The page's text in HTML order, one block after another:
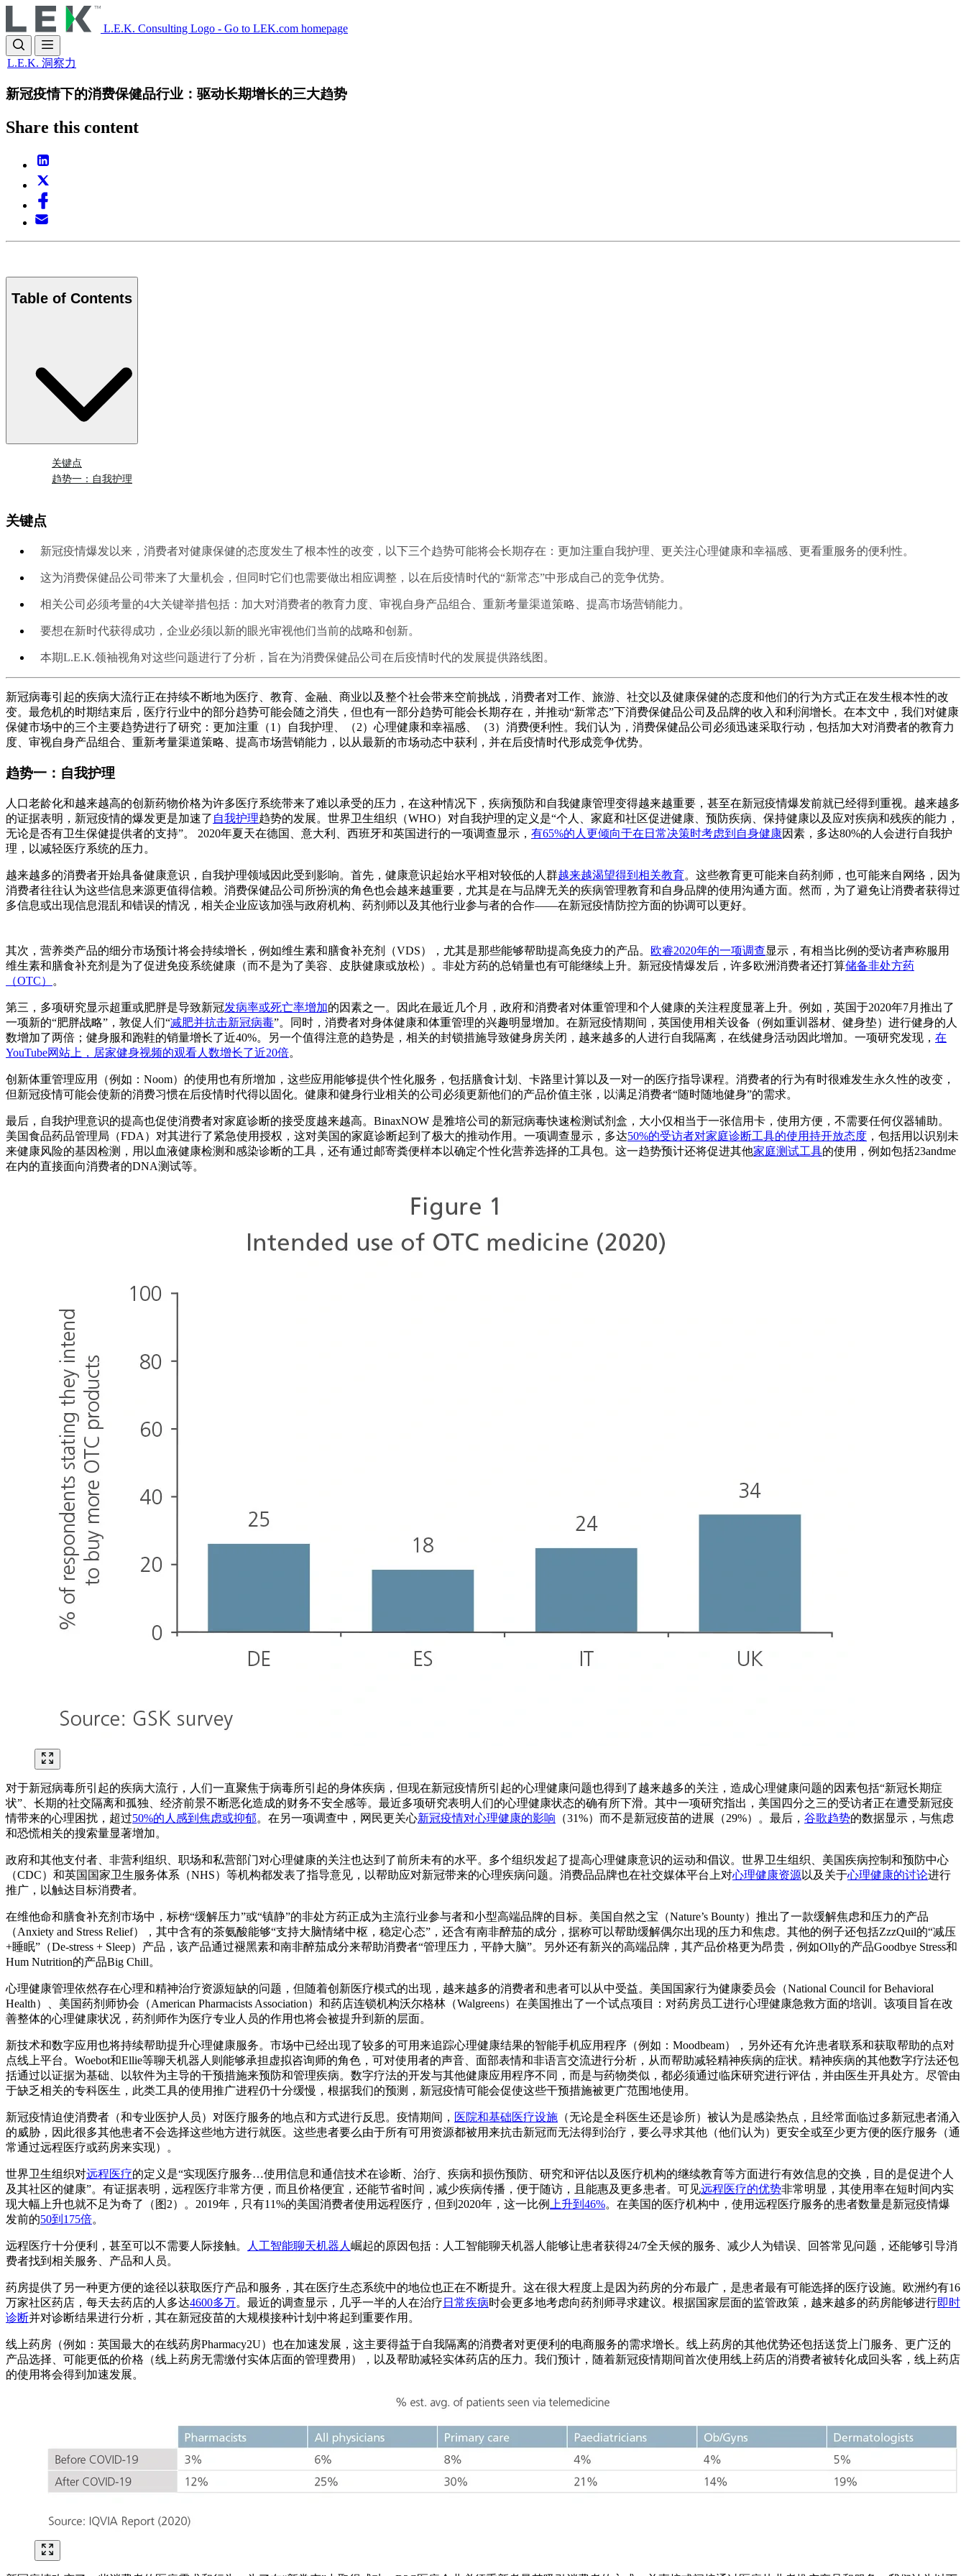
to
main
content
L.E.K. Consulting Logo - Go to LEK.com homepage
L.E.K. 洞察力
新冠疫情下的消费保健品行业：驱动长期增长的三大趋势
Share this content
Table of Contents
关键点
趋势一：自我护理
关键点
新冠疫情爆发以来，消费者对健康保健的态度发生了根本性的改变，以下三个趋势可能将会长期存在：更加注重自我护理、更关注心理健康和幸福感、更看重服务的便利性。
这为消费保健品公司带来了大量机会，但同时它们也需要做出相应调整，以在后疫情时代的“新常态”中形成自己的竞争优势。
相关公司必须考量的4大关键举措包括：加大对消费者的教育力度、审视自身产品组合、重新考量渠道策略、提高市场营销能力。
要想在新时代获得成功，企业必须以新的眼光审视他们当前的战略和创新。
本期L.E.K.领袖视角对这些问题进行了分析，旨在为消费保健品公司在后疫情时代的发展提供路线图。
新冠病毒引起的疾病大流行正在持续不断地为医疗、教育、金融、商业以及整个社会带来空前挑战，消费者对工作、旅游、社交以及健康保健的态度和他们的行为方式正在发生根本性的改
变。最危机的时期结束后，医疗行业中的部分趋势可能会随之消失，但也有一部分趋势可能会长期存在，并推动“新常态”下消费保健品公司及品牌的收入和利润增长。在本文中，我们对健康
保健市场中的三个主要趋势进行了研究：更加注重（1）自我护理、（2）心理健康和幸福感、（3）消费便利性。我们认为，消费保健品公司必须迅速采取行动，包括加大对消费者的教育力
度、审视自身产品组合、重新考量渠道策略、提高市场营销能力，以从最新的市场动态中获利，并在后疫情时代形成竞争优势。
趋势一：自我护理
人口老龄化和越来越高的创新药物价格为许多医疗系统带来了难以承受的压力，在这种情况下，疾病预防和自我健康管理变得越来越重要，甚至在新冠疫情爆发前就已经得到重视。越来越多
的证据表明，新冠疫情的爆发更是加速了 自我护理趋势的发展。世界卫生组织（WHO）对自我护理的定义是“个人、家庭和社区促进健康、预防疾病、保持健康以及应对疾病和残疾的能力，
无论是否有卫生保健提供者的支持”。 2020年夏天在德国、意大利、西班牙和英国进行的一项调查显示， 有65%的人更倾向于在日常决策时考虑到自身健康因素，多达80%的人会进行自我护
理，以减轻医疗系统的压力。
越来越多的消费者开始具备健康意识，自我护理领域因此受到影响。首先，健康意识起始水平相对较低的人群越来越渴望得到相关教育。这些教育更可能来自药剂师，也可能来自网络，因为
消费者往往认为这些信息来源更值得信赖。消费保健品公司所扮演的角色也会越来越重要，尤其是在与品牌无关的疾病管理教育和自身品牌的使用沟通方面。然而，为了避免让消费者获得过
多信息或出现信息混乱和错误的情况，相关企业应该加强与政府机构、药剂师以及其他行业参与者的合作——在新冠疫情防控方面的协调可以更好。
其次，营养类产品的细分市场预计将会持续增长，例如维生素和膳食补充剂（VDS），尤其是那些能够帮助提高免疫力的产品。 欧睿2020年的一项调查显示，有相当比例的受访者声称服用
维生素和膳食补充剂是为了促进免疫系统健康（而不是为了美容、皮肤健康或放松）。非处方药的总销量也有可能继续上升。新冠疫情爆发后，许多欧洲消费者还打算储备非处方药
（OTC）
。
第三，多项研究显示超重或肥胖是导致新冠发病率或死亡率增加的因素之一。因此在最近几个月，政府和消费者对体重管理和个人健康的关注程度显著上升。例如，英国于2020年7月推出了
一项新的“肥胖战略”，敦促人们“减肥并抗击新冠病毒”。同时，消费者对身体健康和体重管理的兴趣明显增加。在新冠疫情期间，英国使用相关设备（例如重训器材、健身垫）进行健身的人
数增加了两倍；健身服和跑鞋的销量增长了近40%。另一个值得注意的趋势是，相关的封锁措施导致健身房关闭，越来越多的人进行自我隔离，在线健身活动因此增加。一项研究发现， 在
YouTube网站上，居家健身视频的观看人数增长了近20倍。
创新体重管理应用（例如：Noom）的使用也有所增加，这些应用能够提供个性化服务，包括膳食计划、卡路里计算以及一对一的医疗指导课程。消费者的行为有时很难发生永久性的改变，
但新冠疫情可能会使新的消费习惯在后疫情时代得以固化。健康和健身行业相关的公司必须更新他们的产品价值主张，以满足消费者“随时随地健身”的需求。
最后，自我护理意识的提高也促使消费者对家庭诊断的接受度越来越高。BinaxNOW 是雅培公司的新冠病毒快速检测试剂盒，大小仅相当于一张信用卡，使用方便，不需要任何仪器辅助。
美国食品药品管理局（FDA）对其进行了紧急使用授权，这对美国的家庭诊断起到了极大的推动作用。一项调查显示，多达50%的受访者对家庭诊断工具的使用持开放态度 ，包括用以识别未
来健康风险的基因检测，用以血液健康检测和感染诊断的工具，还有通过邮寄粪便样本以确定个性化营养选择的工具包。这一趋势预计还将促进其他家庭测试工具的使用，例如包括23andme
在内的直接面向消费者的DNA测试等。
对于新冠病毒所引起的疾病大流行，人们一直聚焦于病毒所引起的身体疾病，但现在新冠疫情所引起的心理健康问题也得到了越来越多的关注，造成心理健康问题的因素包括“新冠长期症
状”、长期的社交隔离和孤独、经济前景不断恶化造成的财务不安全感等。最近多项研究表明人们的心理健康状态的确有所下滑。其中一项研究指出，美国四分之三的受访者正在遭受新冠疫
情带来的心理困扰，超过50%的人感到焦虑或抑郁。在另一项调查中，网民更关心新冠疫情对心理健康的影响 （31%）而不是新冠疫苗的进展（29%）。最后， 谷歌趋势的数据显示，与焦虑
和恐慌相关的搜索量显著增加。
政府和其他支付者、非营利组织、职场和私营部门对心理健康的关注也达到了前所未有的水平。多个组织发起了提高心理健康意识的运动和倡议。世界卫生组织、美国疾病控制和预防中心
（CDC）和英国国家卫生服务体系（NHS）等机构都发表了指导意见，以帮助应对新冠带来的心理疾病问题。消费品品牌也在社交媒体平台上对心理健康资源以及关于心理健康的讨论进行
推广，以触达目标消费者。
在维他命和膳食补充剂市场中，标榜“缓解压力”或“镇静”的非处方药正成为主流行业参与者和小型高端品牌的目标。美国自然之宝（Nature’s Bounty）推出了一款缓解焦虑和压力的产品
（Anxiety and Stress Relief），其中含有的茶氨酸能够“支持大脑情绪中枢，稳定心态”，还含有南非醉茄的成分，据称可以帮助缓解偶尔出现的压力和焦虑。其他的例子还包括ZzzQuil的“减压
+睡眠”（De-stress + Sleep）产品，该产品通过褪黑素和南非醉茄成分来帮助消费者“管理压力，平静大脑”。另外还有新兴的高端品牌，其产品价格更为昂贵，例如Olly的产品Goodbye Stress和
Hum Nutrition的产品Big Chill。
心理健康管理依然存在心理和精神治疗资源短缺的问题，但随着创新医疗模式的出现，越来越多的消费者和患者可以从中受益。美国国家行为健康委员会（National Council for Behavioral
Health）、美国药剂师协会（American Pharmacists Association）和药店连锁机构沃尔格林（Walgreens）在美国推出了一个试点项目：对药房员工进行心理健康急救方面的培训。该项目旨在改
善整体的心理健康状况，药剂师作为医疗专业人员的作用也将会被提升到新的层面。
新技术和数字应用也将持续帮助提升心理健康服务。市场中已经出现了较多的可用来追踪心理健康结果的智能手机应用程序（例如：Moodbeam），另外还有允许患者联系和获取帮助的点对
点线上平台。Woebot和Ellie等聊天机器人则能够承担虚拟咨询师的角色，可对使用者的声音、面部表情和非语言交流进行分析，从而帮助减轻精神疾病的症状。精神疾病的其他数字疗法还包
括通过以证据为基础、以软件为主导的干预措施来预防和管理疾病。数字疗法的开发与其他健康应用程序不同，而是与药物类似，都必须通过临床研究进行评估，并由医生开具处方。尽管由
于缺乏相关的专科医生，此类工具的使用推广进程仍十分缓慢，根据我们的预测，新冠疫情可能会促使这些干预措施被更广范围地使用。
新冠疫情迫使消费者（和专业医护人员）对医疗服务的地点和方式进行反思。疫情期间， 医院和基础医疗设施 （无论是全科医生还是诊所）被认为是感染热点，且经常面临过多新冠患者涌入
的威胁，因此很多其他患者不会选择这些地方进行就医。这些患者要么由于所有可用资源都被用来抗击新冠而无法得到治疗，要么寻求其他（他们认为）更安全或至少更方便的医疗服务（通
常通过远程医疗或药房来实现）。
世界卫生组织对远程医疗的定义是“实现医疗服务…使用信息和通信技术在诊断、治疗、疾病和损伤预防、研究和评估以及医疗机构的继续教育等方面进行有效信息的交换，目的是促进个人
及其社区的健康”。有证据表明，远程医疗非常方便，而且价格便宜，还能节省时间，减少疾病传播，便于随访，且能惠及更多患者。可见远程医疗的优势非常明显，其使用率在短时间内实
现大幅上升也就不足为奇了（图2）。2019年，只有11%的美国消费者使用远程医疗，但到2020年，这一比例
上升到46%。在美国的医疗机构中，使用远程医疗服务的患者数量是新冠疫情爆
发前的50到175倍。
远程医疗十分便利，甚至可以不需要人际接触。 人工智能聊天机器人 崛起的原因包括：人工智能聊天机器人能够让患者获得24/7全天候的服务、减少人为错误、回答常见问题，还能够引导消
费者找到相关服务、产品和人员。
药房提供了另一种更方便的途径以获取医疗产品和服务，其在医疗生态系统中的地位也正在不断提升。这在很大程度上是因为药房的分布最广，是患者最有可能选择的医疗设施。欧洲约有16
万家社区药店，每天去药店的人多达4600多万。最近的调查显示，几乎一半的人在治疗 日常疾病时会更多地考虑向药剂师寻求建议。根据国家层面的监管政策，越来越多的药房能够进行即时
诊断并对诊断结果进行分析，其在新冠疫苗的大规模接种计划中将起到重要作用。
线上药房（例如：英国最大的在线药房Pharmacy2U）也在加速发展，这主要得益于自我隔离的消费者对更便利的电商服务的需求增长。线上药房的其他优势还包括送货上门服务、更广泛的
产品选择、可能更低的价格（线上药房无需缴付实体店面的管理费用），以及帮助减轻实体药店的压力。我们预计，随着新冠疫情期间首次使用线上药店的消费者被转化成回头客，线上药店
的使用将会得到加速发展。